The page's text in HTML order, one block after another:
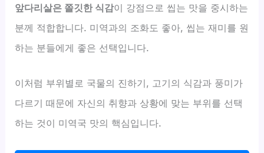
앞다리살은 쫄깃한 식감이 강점으로 씹는 맛을 중시하는
분께 적합합니다. 미역과의 조화도 좋아, 씹는 재미를 원
하는 분들에게 좋은 선택입니다.
이처럼 부위별로 국물의 진하기, 고기의 식감과 풍미가
다르기 때문에 자신의 취향과 상황에 맞는 부위를 선택
하는 것이 미역국 맛의 핵심입니다.